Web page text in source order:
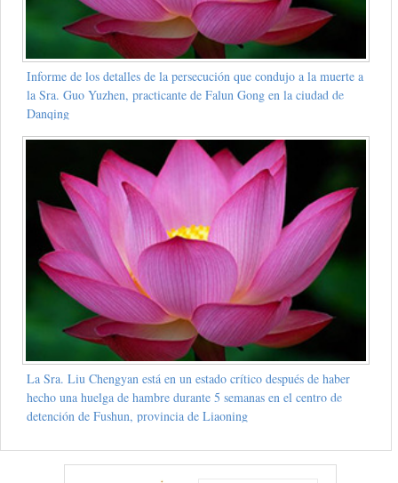
Informe de los detalles de la persecución que condujo a la muerte a
la Sra. Guo Yuzhen, practicante de Falun Gong en la ciudad de
Danqing
La Sra. Liu Chengyan está en un estado crítico después de haber
hecho una huelga de hambre durante 5 semanas en el centro de
detención de Fushun, provincia de Liaoning